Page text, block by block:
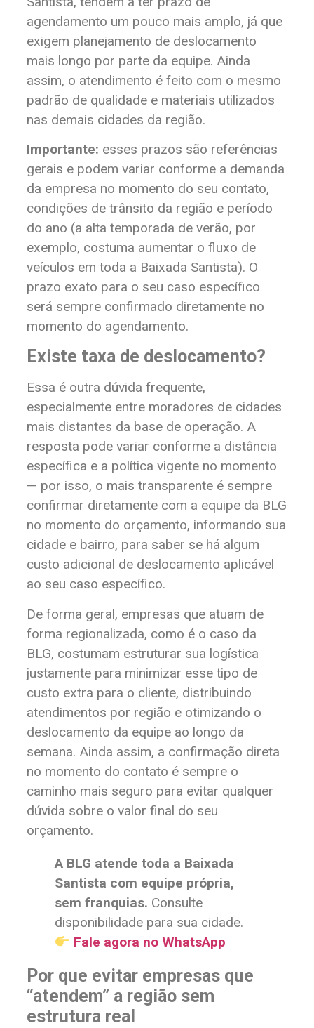
agendamento um pouco mais amplo, já que
exigem planejamento de deslocamento
mais longo por parte da equipe. Ainda
assim, o atendimento é feito com o mesmo
padrão de qualidade e materiais utilizados
nas demais cidades da região.
Importante: esses prazos são referências
gerais e podem variar conforme a demanda
da empresa no momento do seu contato,
condições de trânsito da região e período
do ano (a alta temporada de verão, por
exemplo, costuma aumentar o fluxo de
veículos em toda a Baixada Santista). O
prazo exato para o seu caso específico
será sempre confirmado diretamente no
momento do agendamento.
Existe taxa de deslocamento?
Essa é outra dúvida frequente,
especialmente entre moradores de cidades
mais distantes da base de operação. A
resposta pode variar conforme a distância
específica e a política vigente no momento
— por isso, o mais transparente é sempre
confirmar diretamente com a equipe da BLG
no momento do orçamento, informando sua
cidade e bairro, para saber se há algum
custo adicional de deslocamento aplicável
ao seu caso específico.
De forma geral, empresas que atuam de
forma regionalizada, como é o caso da
BLG, costumam estruturar sua logística
justamente para minimizar esse tipo de
custo extra para o cliente, distribuindo
atendimentos por região e otimizando o
deslocamento da equipe ao longo da
semana. Ainda assim, a confirmação direta
no momento do contato é sempre o
caminho mais seguro para evitar qualquer
dúvida sobre o valor final do seu
orçamento.
A BLG atende toda a Baixada
Santista com equipe própria,
sem franquias. Consulte
disponibilidade para sua cidade.
Fale agora no WhatsApp
Por que evitar empresas que
“atendem” a região sem
estrutura real